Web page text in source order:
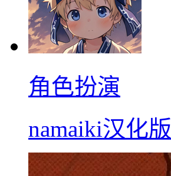
角色扮演
namaiki汉化版